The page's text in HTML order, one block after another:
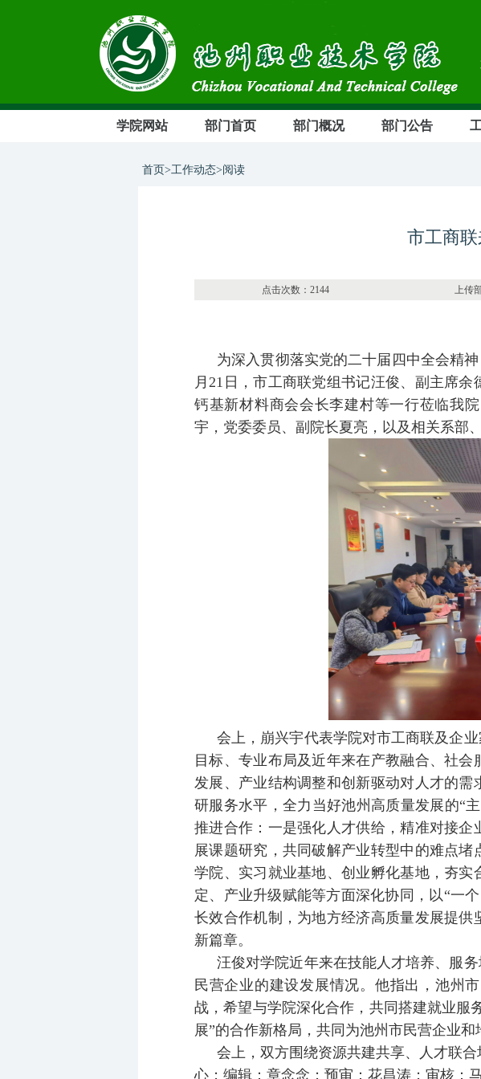
学院网站 部门首页 部门概况 部门公告
首页>工作动态>阅读
市工商
点击次数：2144 上传部门：
为深入贯彻落实党的二十届四中全会精
月21日，市工商联党组书记汪俊、副主席
钙基新材料商会会长李建村等一行莅临我
宇，党委委员、副院长夏亮，以及相关系部
会上，崩兴宇代表学院对市工商联及企
目标、专业布局及近年来在产教融合、社
发展、产业结构调整和创新驱动对人才的
研服务水平，全力当好池州高质量发展的“
推进合作：一是强化人才供给，精准对接
展课题研究，共同破解产业转型中的难点
学院、实习就业基地、创业孵化基地，夯
定、产业升级赋能等方面深化协同，以“一
长效合作机制，为地方经济高质量发展提
新篇章。
汪俊对学院近年来在技能人才培养、服
民营企业的建设发展情况。他指出，池州
战，希望与学院深化合作，共同搭建就业服
展”的合作新格局，共同为池州市民营企业和
会上，双方围绕资源共建共享、人才联
心；编辑：章念念；预审：花昌涛；审核：马